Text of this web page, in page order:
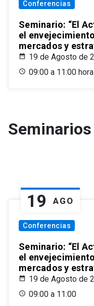
Conferencias
Seminario: “El
el
mercados y
19 de Agosto de
09:00 a 11:00
Seminarios
19 AGO
Conferencias
Seminario: “El
el
mercados y
19 de Agosto de
09:00 a 11:00